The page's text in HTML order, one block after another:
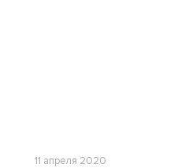
11 апреля 2020